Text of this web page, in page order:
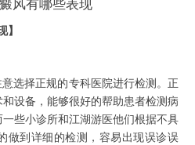
】
选择正规的专科医院进行检测。正
设备，能够很好的帮助患者检测病
些小诊所和江湖游医他们根据不具
做到详细的检测，容易出现误诊误